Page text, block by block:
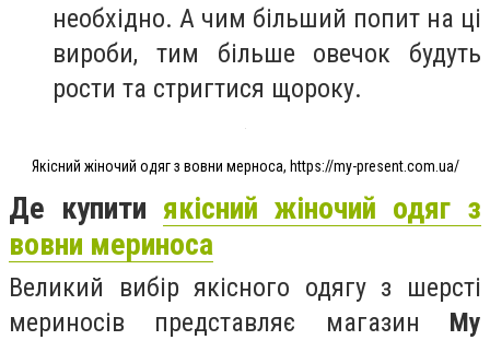
необхідно. А чим більший попит на ці
вироби, тим більше овечок будуть
рости та стригтися щороку.
Якісний жіночий одяг з вовни мерноса, https://my-present.com.ua/
Де купити якісний жіночий одяг з
вовни мериноса
Великий вибір якісного одягу з шерсті
мериносів представляє магазин My